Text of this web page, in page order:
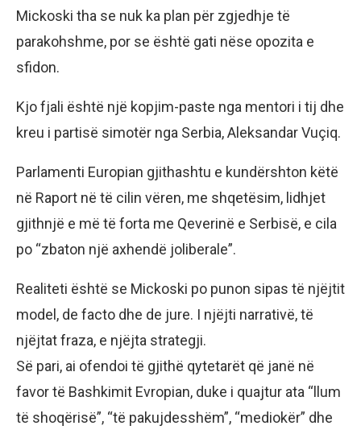
Mickoski tha se nuk ka plan për zgjedhje të
parakohshme, por se është gati nëse opozita e
sfidon.
Kjo fjali është një kopjim-paste nga mentori i tij dhe
kreu i partisë simotër nga Serbia, Aleksandar Vuçiq.
Parlamenti Europian gjithashtu e kundërshton këtë
në Raport në të cilin vëren, me shqetësim, lidhjet
gjithnjë e më të forta me Qeverinë e Serbisë, e cila
po “zbaton një axhendë joliberale”.
Realiteti është se Mickoski po punon sipas të njëjtit
model, de facto dhe de jure. I njëjti narrativë, të
njëjtat fraza, e njëjta strategji.
Së pari, ai ofendoi të gjithë qytetarët që janë në
favor të Bashkimit Evropian, duke i quajtur ata “llum
të shoqërisë”, “të pakujdesshëm”, “mediokër” dhe